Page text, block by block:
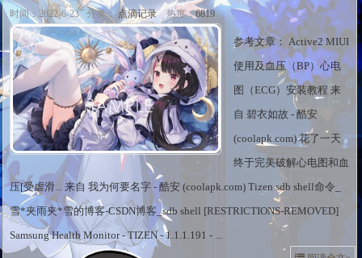
时间：2022-6-23 分类：点滴记录热度：6819
参考文章： Active2 MIUI
使用及血压（BP）心电
图（ECG）安装教程 来
自 碧衣如故 - 酷安
(coolapk.com) 花了一天
终于完美破解心电图和血
压[受虐滑... 来自 我为何要名字 - 酷安 (coolapk.com) Tizen sdb shell命令_
雪*夹雨夹*雪的博客-CSDN博客_sdb shell [RESTRICTIONS-REMOVED]
Samsung Health Monitor - TIZEN - 1.1.1.191 - ...